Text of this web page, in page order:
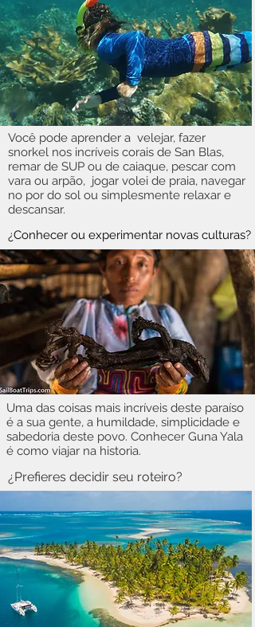
Você pode aprender a velejar, fazer
snorkel nos incríveis corais de San Blas,
remar de SUP ou de caiaque, pescar com
vara ou arpão, jogar volei de praia, navegar
no por do sol ou simplesmente relaxar e
descansar.
¿Conhecer ou experimentar novas culturas?
Uma das coisas mais incríveis deste paraíso
é a sua gente, a humildade, simplicidade e
sabedoria deste povo. Conhecer Guna Yala
é como viajar na historia.
¿Prefieres decidir seu roteiro?